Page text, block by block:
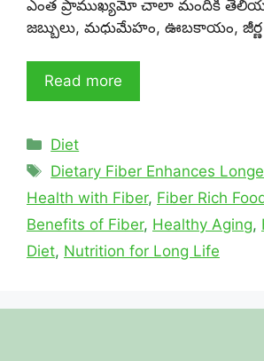
ఎంత ప్రాముఖ్యమో చాలా మందికి
జబ్బులు, మధుమేహం, ఊబకాయం,
Read more
Categories
Diet
Tags
Dietary Fiber Enhances
Health with Fiber, Fiber Rich
Benefits of Fiber, Healthy Aging,
Diet, Nutrition for Long Life